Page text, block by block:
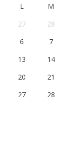
L M
27
28
6
7
13
14
20
21
27
28